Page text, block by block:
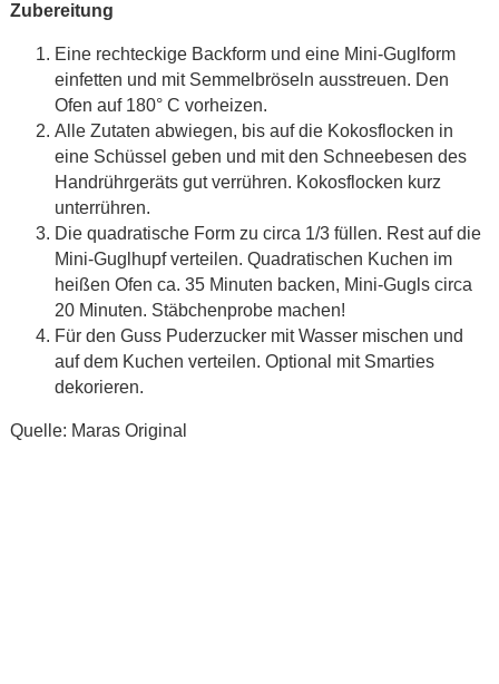
Zubereitung
Eine rechteckige Backform und eine Mini-Guglform
einfetten und mit Semmelbröseln ausstreuen. Den
Ofen auf 180° C vorheizen.
Alle Zutaten abwiegen, bis auf die Kokosflocken in
eine Schüssel geben und mit den Schneebesen des
Handrührgeräts gut verrühren. Kokosflocken kurz
unterrühren.
Die quadratische Form zu circa 1/3 füllen. Rest auf die
Mini-Guglhupf verteilen. Quadratischen Kuchen im
heißen Ofen ca. 35 Minuten backen, Mini-Gugls circa
20 Minuten. Stäbchenprobe machen!
Für den Guss Puderzucker mit Wasser mischen und
auf dem Kuchen verteilen. Optional mit Smarties
dekorieren.
Quelle: Maras Original